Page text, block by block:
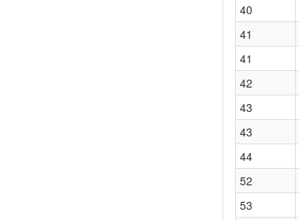
40
41
41
42
43
43
44
52
53